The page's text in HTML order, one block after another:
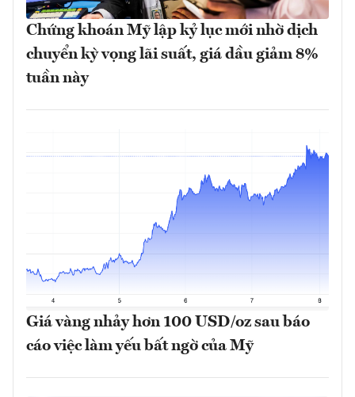
Chứng khoán Mỹ lập kỷ lục mới nhờ dịch
chuyển kỳ vọng lãi suất, giá dầu giảm 8%
tuần này
Giá vàng nhảy hơn 100 USD/oz sau báo
cáo việc làm yếu bất ngờ của Mỹ